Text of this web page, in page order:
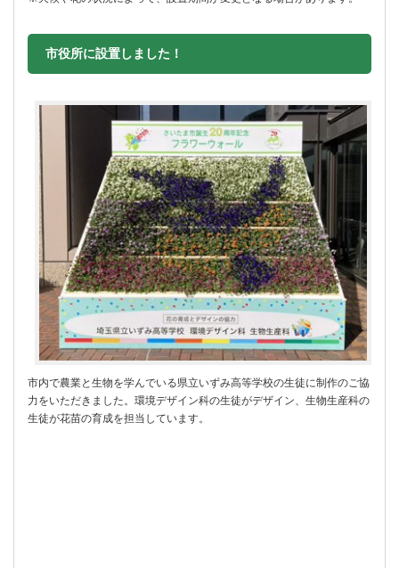
市役所に設置しました！
市内で農業と生物を学んでいる県立いずみ高等学校の生徒に制作のご協
力をいただきました。環境デザイン科の生徒がデザイン、生物生産科の
生徒が花苗の育成を担当しています。